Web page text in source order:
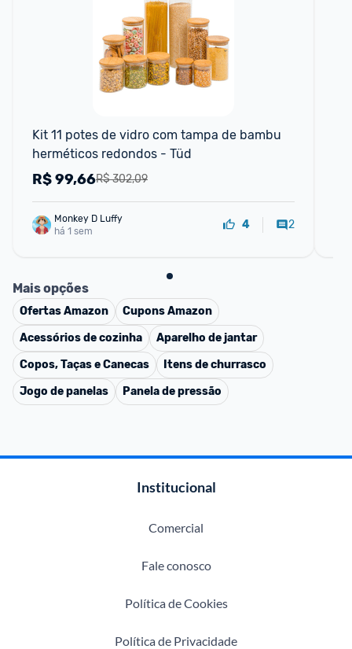
Kit 11 potes de vidro com tampa de bambu
herméticos redondos - Tüd
R$ 302,09
R$99,66
Monkey D Luffy
há 1 sem
4 2
Mais opções
OfertasAmazon CuponsAmazon
Acessórios de cozinha
Aparelho de jantar
Copos, Taças e Canecas
Itens de churrasco
Jogo de panelas
Panela de pressão
Institucional
Comercial
Fale conosco
Política de Cookies
Política de Privacidade